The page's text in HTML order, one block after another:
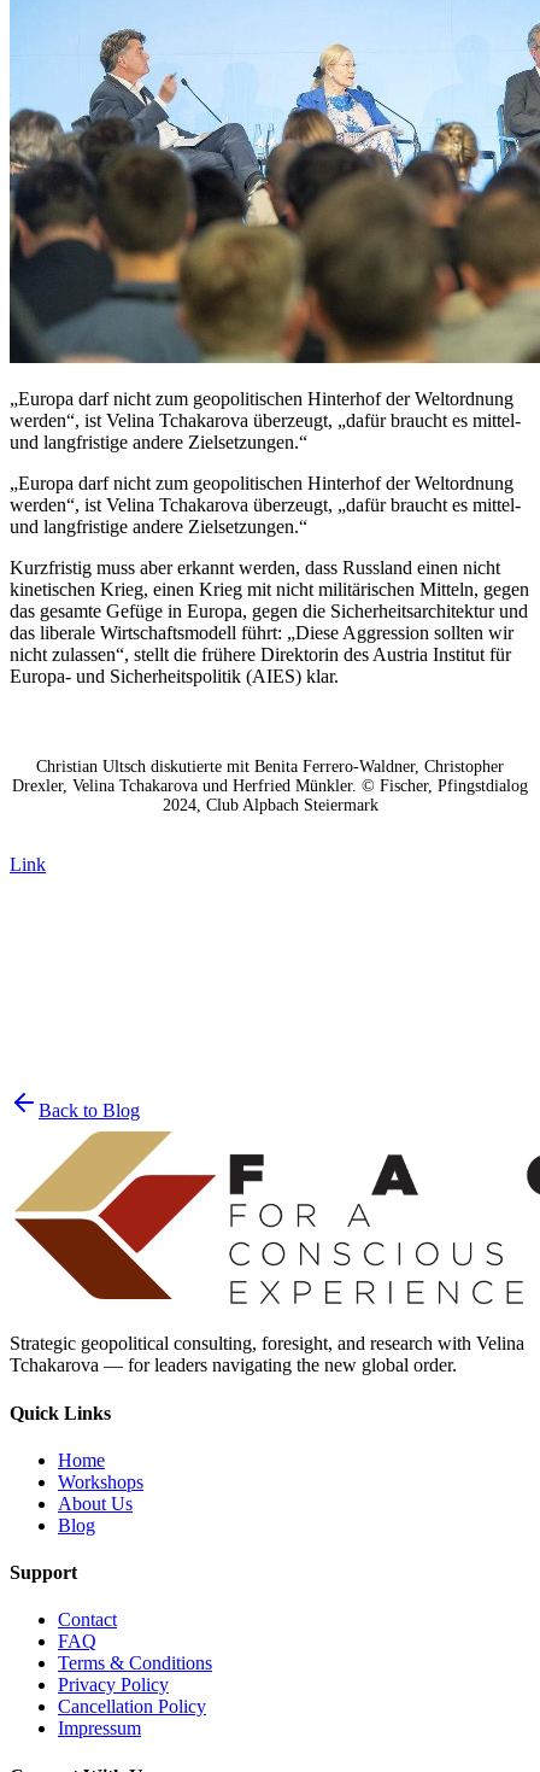
„Europa darf nicht zum geopolitischen Hinterhof der Weltordnung
werden“, ist Velina Tchakarova überzeugt, „dafür braucht es mittel-
und langfristige andere Zielsetzungen.“
„Europa darf nicht zum geopolitischen Hinterhof der Weltordnung
werden“, ist Velina Tchakarova überzeugt, „dafür braucht es mittel-
und langfristige andere Zielsetzungen.“
Kurzfristig muss aber erkannt werden, dass Russland einen nicht
kinetischen Krieg, einen Krieg mit nicht militärischen Mitteln, gegen
das gesamte Gefüge in Europa, gegen die Sicherheitsarchitektur und
das liberale Wirtschaftsmodell führt: „Diese Aggression sollten wir
nicht zulassen“, stellt die frühere Direktorin des Austria Institut für
Europa- und Sicherheitspolitik ­(AIES) klar.
Christian Ultsch diskutierte mit Benita Ferrero-Waldner, Christopher
Drexler, Velina Tchakarova und Herfried Münkler. © Fischer, Pfingstdialog
2024, Club Alpbach Steiermark
Link
Back to Blog
Strategic geopolitical consulting, foresight, and research with Velina
Tchakarova — for leaders navigating the new global order.
Quick Links
Home
Workshops
About Us
Blog
Support
Contact
FAQ
Terms & Conditions
Privacy Policy
Cancellation Policy
Impressum